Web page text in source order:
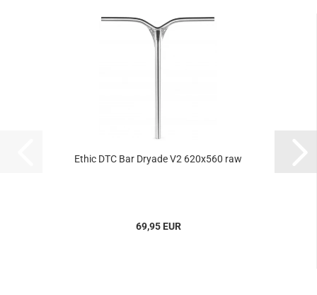
Ethic DTC Bar Dryade V2 620x560 raw
69,95 EUR